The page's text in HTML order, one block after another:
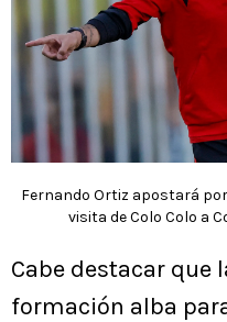
Fernando Ortiz apostará
visita de Colo Colo a
Cabe destacar que
formación alba